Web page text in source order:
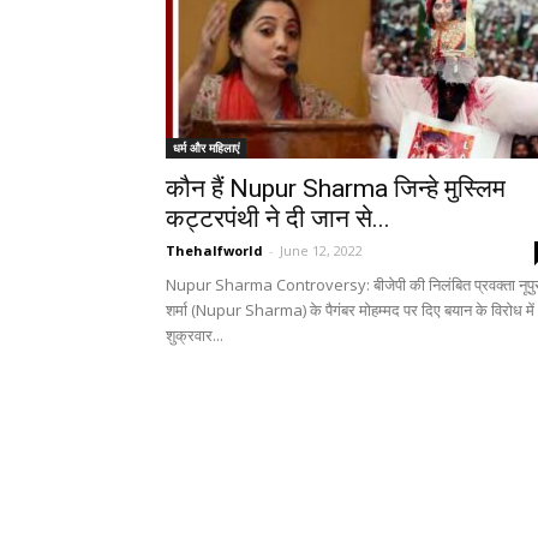
धर्म और महिलाएं
कौन हैं Nupur Sharma जिन्हे मुस्लिम
कट्टरपंथी ने दी जान से...
Thehalfworld - June 12, 2022
Nupur Sharma Controversy: बीजेपी की निलंबित प्रवक्ता
शर्मा (Nupur Sharma) के पैगंबर मोहम्मद पर दिए बयान के विरोध में
शुक्रवार...